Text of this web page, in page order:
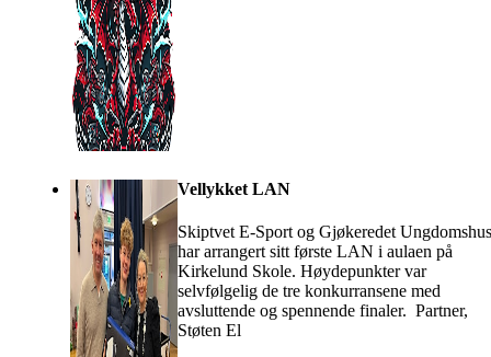
Vellykket LAN
Skiptvet E-Sport og Gjøkeredet Ungdomshus
har arrangert sitt første LAN i aulaen på
Kirkelund Skole. Høydepunkter var
selvfølgelig de tre konkurransene med
avsluttende og spennende finaler. Partner,
Støten El